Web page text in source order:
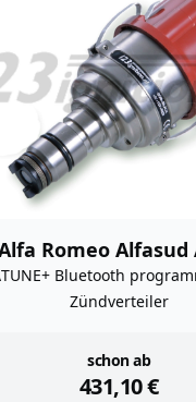
Romeo Alfasud
Bluetooth
Zündverteiler
schon ab
431,10€
instock